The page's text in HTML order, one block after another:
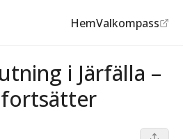
HemValkompass
i Järfälla –